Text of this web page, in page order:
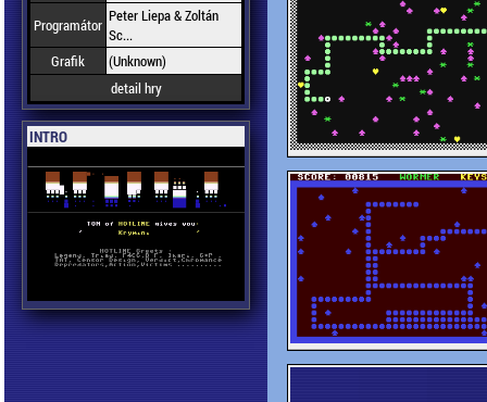
Programátor Peter Liepa & Zoltán
Sc...
Grafik
(Unknown)
detail hry
INTRO